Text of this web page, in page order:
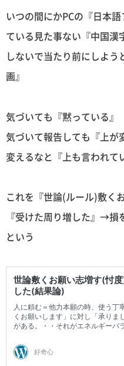
いつの間にかPCの『日本
ている見た事ない『中国漢
しないで当たり前にしよ
画』
気づいても『黙っている』
気づいて報告しても『上が
変えるなと『上も言われて
これを『世論(ルール)敷く
『受けた周り増した』→
という